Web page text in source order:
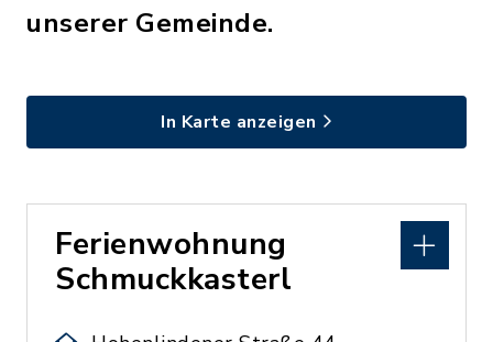
unserer Gemeinde.
In Karte anzeigen
Ferienwohnung
Schmuckkasterl